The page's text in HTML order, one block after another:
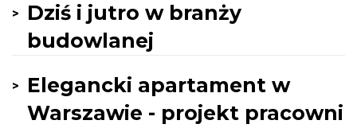
Dziś i jutro w branży
budowlanej
Elegancki apartament w
Warszawie - projekt pracowni